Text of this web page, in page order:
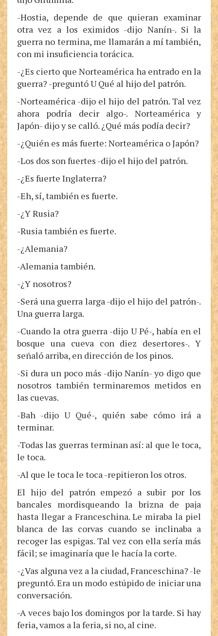
-Hostia, depende de que quieran examinar
otra vez a los eximidos -dijo Nanín-. Si la
guerra no termina, me llamarán a mí también,
con mi insuficiencia torácica.
-¿Es cierto que Norteamérica ha entrado en la
guerra? -preguntó U Qué al hijo del patrón.
-Norteamérica -dijo el hijo del patrón. Tal vez
ahora podría decir algo-. Norteamérica y
Japón- dijo y se calló. ¿Qué más podía decir?
-¿Quién es más fuerte: Norteamérica o Japón?
-Los dos son fuertes -dijo el hijo del patrón.
-¿Es fuerte Inglaterra?
-Eh, sí, también es fuerte.
-¿Y Rusia?
-Rusia también es fuerte.
-¿Alemania?
-Alemania también.
-¿Y nosotros?
-Será una guerra larga -dijo el hijo del patrón-.
Una guerra larga.
-Cuando la otra guerra -dijo U Pé-, había en el
bosque una cueva con diez desertores-. Y
señaló arriba, en dirección de los pinos.
-Si dura un poco más -dijo Nanín- yo digo que
nosotros también terminaremos metidos en
las cuevas.
-Bah -dijo U Qué-, quién sabe cómo irá a
terminar.
-Todas las guerras terminan así: al que le toca,
le toca.
-Al que le toca le toca -repitieron los otros.
El hijo del patrón empezó a subir por los
bancales mordisqueando la brizna de paja
hasta llegar a Franceschina. Le miraba la piel
blanca de las corvas cuando se inclinaba a
recoger las espigas. Tal vez con ella sería más
fácil; se imaginaría que le hacía la corte.
-¿Vas alguna vez a la ciudad, Franceschina? -le
preguntó. Era un modo estúpido de iniciar una
conversación.
-A veces bajo los domingos por la tarde. Si hay
feria, vamos a la feria, si no, al cine.